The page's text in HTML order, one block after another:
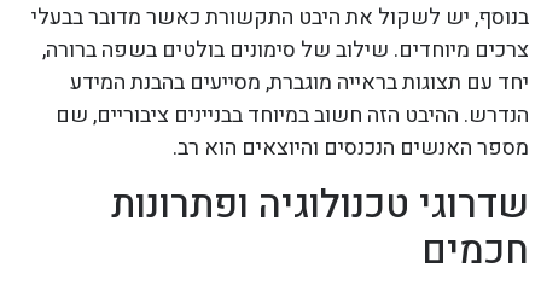
בנוסף, יש לשקול את היבט התקשורת כאשר מדובר בבעלי
צרכים מיוחדים. שילוב של סימונים בולטים בשפה ברורה,
יחד עם תצוגות בראייה מוגברת, מסייעים בהבנת המידע
הנדרש. ההיבט הזה חשוב במיוחד בבניינים ציבוריים, שם
מספר האנשים הנכנסים והיוצאים הוא רב.
שדרוגי טכנולוגיה ופתרונות
חכמים